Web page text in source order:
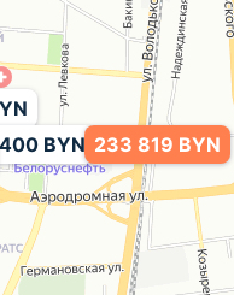
BYN 233 819 BYN